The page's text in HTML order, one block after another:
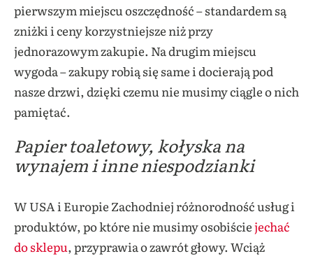
pierwszym miejscu oszczędność – standardem są
zniżki i ceny korzystniejsze niż przy
jednorazowym zakupie. Na drugim miejscu
wygoda – zakupy robią się same i docierają pod
nasze drzwi, dzięki czemu nie musimy ciągle o nich
pamiętać.
Papier toaletowy, kołyska na
wynajem i inne niespodzianki
W USA i Europie Zachodniej różnorodność usług i
produktów, po które nie musimy osobiściejechać
do sklepu, przyprawia o zawrót głowy. Wciąż